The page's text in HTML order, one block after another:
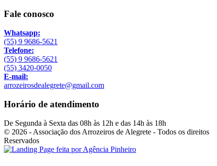
Fale conosco
Whatsapp:
(55) 9 9686-5621
Telefone:
(55) 9 9686-5621
(55) 3420-0050
E-mail:
arrozeirosdealegrete@gmail.com
Horário de atendimento
De Segunda à Sexta das 08h às 12h e das 14h às 18h
© 2026 - Associação dos Arrozeiros de Alegrete - Todos os direitos
Reservados